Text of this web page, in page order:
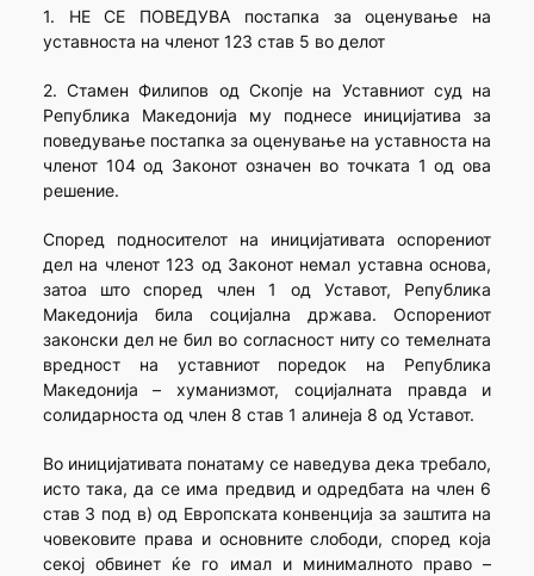
1. НЕ СЕ ПОВЕДУВА постапка за оценување на
уставноста на членот 123 став 5 во делот
2. Стамен Филипов од Скопје на Уставниот суд на
Република Македонија му поднесе иницијатива за
поведување постапка за оценување на уставноста на
членот 104 од Законот означен во точката 1 од ова
решение.
Според подносителот на иницијативата оспорениот
дел на членот 123 од Законот немал уставна основа,
затоа што според член 1 од Уставот, Република
Македонија била социјална држава. Оспорениот
законски дел не бил во согласност ниту со темелната
вредност на уставниот поредок на Република
Македонија – хуманизмот, социјалната правда и
солидарноста од член 8 став 1 алинеја 8 од Уставот.
Во иницијативата понатаму се наведува дека требало,
исто така, да се има предвид и одредбата на член 6
став 3 под в) од Европската конвенција за заштита на
човековите права и основните слободи, според која
секој обвинет ќе го имал и минималното право –